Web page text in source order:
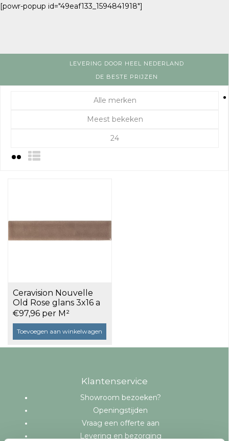
[powr-popup id="49eaf133_1594841918"]
LEVERING DOOR HEEL NEDERLAND
DE BESTE PRIJZEN
Alle merken
Meest bekeken
24
Ceravision Nouvelle
Old Rose glans 3x16 a
0,461 m²
€97,96 per M²
Toevoegen aan winkelwagen
Klantenservice
Showroom bezoeken?
Openingstijden
Vraag een offerte aan
Levering en bezorging